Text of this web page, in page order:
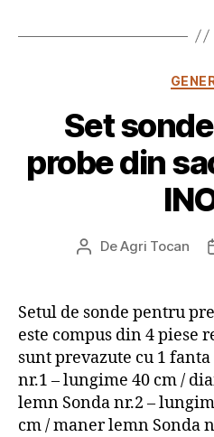
Set
probe din
Autor
DeAgri Tocan
Setul de sonde pentru
este compus din 4 piese
sunt prevazute cu 1
nr.1 – lungime 40 cm /
lemn Sonda nr.2 –
cm / maner lemn Sonda